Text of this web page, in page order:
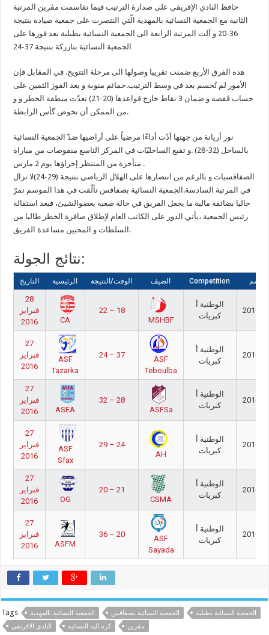
حافظ النادي الإفريقي على صدارة الترتيب فيما تقاسمت مڨرين المرتبة
الثانية مع الجمعية النسائية بالمهدية الّتي النتصرت على جمعية صيادة بنتيجة
36-20 و آلت المرتبة الرابعة الى الجمعية النسائية بطبلبة بعد فوزها على
الجمعية النسائية بتازركة بنتيجة 37-24
هذه الفرق الأربع ضمنت تقريبا وصولها الى مرحلة التتويج. في المقابل فإن
الأمور لم تُحسم بعد في وسط الترتيب.حمائم منوبة و بعد الفوز الثمين على
حساب ڨفصة و ضمان 3 نقاط خارج قواعدها (20-21) تعدّت منطقة الخطر و و
من الممكن أن تخوض گأس الرابطة.
نور أريانة من جهتها أدّت أداءًا مرضياً على أراضيها ضدّ الجمعية النسائية
بالساحل (32-28) .و تقبع الساحليّات في المركز التاسع منقوصات من مباراة
متأخرة من المنتظر إجراؤها يوم 2 مارس .
الصفاقسيات و بالرغم من انتصارها على الهلال الرياضي بنتيجة (29-24)لا تزال
في المرتبة السادسة.الجمعية النسائية بصفاقس تألّقت في هذا الموسم تمرّ
حاليا بضائقة مالية ما يجعل الفريق في حالة صعبة بعضوالشيئ، فبعد استقالة
رئيس الجمعية ،يأتي الدور على الكاتب العام لإطلاق صافرة الخطر طالبا من
السلطات و المحبين مساعدة الفريق.
نتائج الجولة:
التاريخ الرئيسية الوقت/النتيجة الضيف Competition
28
فبراير
2016
CA
22 – 18
MSHBF
الوطنية أ
كبريات
2016/
27
فبراير
2016
ASF
Tazarka
24 – 37
ASF
Teboulba
الوطنية أ
كبريات
2016/
27
فبراير
2016
ASEA
32 – 28
ASFSa
الوطنية أ
كبريات
2016/
27
فبراير
2016
ASF
Sfax
29 – 24
AH
الوطنية أ
كبريات
2016/
27
فبراير
2016
OG
20 – 21
CSMA
الوطنية أ
كبريات
2016/
27
فبراير
2016
ASFM
36 – 20
ASF
Sayada
الوطنية أ
كبريات
2016/
Tags الجمعية النسائية بالمهدية الجمعية النسائية بصفاقس
الجمعية النسائية بطبلبة
النادي الافريقي
كرة اليد النسائية مڨرين